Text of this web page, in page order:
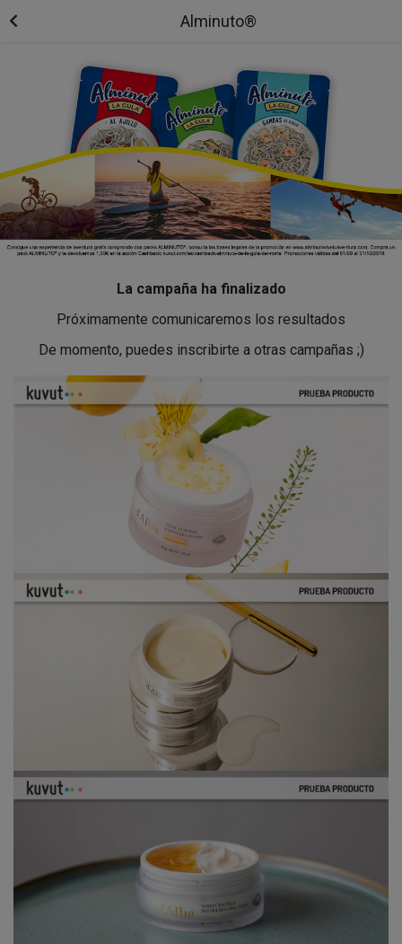
Alminuto®
La campaña ha finalizado
Próximamente comunicaremos los resultados
De momento, puedes inscribirte a otras campañas ;)